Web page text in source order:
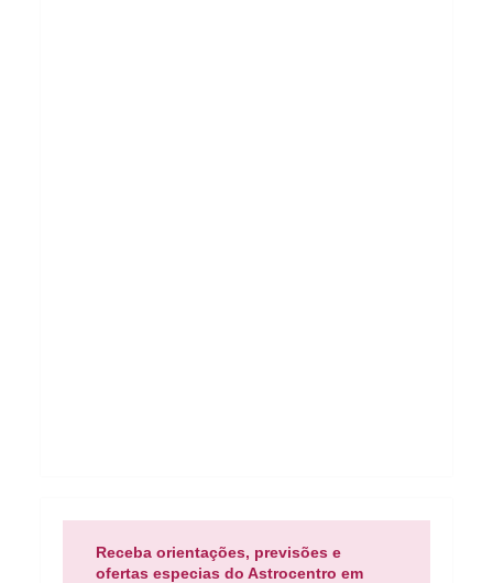
Receba orientações, previsões e
ofertas especias do Astrocentro em